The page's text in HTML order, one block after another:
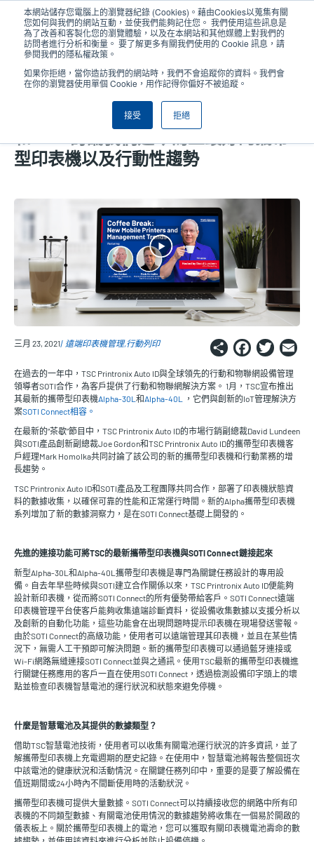
本網站儲存您電腦上的瀏覽器紀錄 (Cookies)。藉由Cookies以蒐集有關
您如何與我們的網站互動，並使我們能夠記住您。 我們使用這些訊息是
為了改善和客製化您的瀏覽體驗，以及在本網站和其他媒體上對我們的
訪問者進行分析和衡量。 要了解更多有關我們使用的 Cookie 訊息，請
參閱我們的隱私權政策。
如果你拒絕，當你造訪我們的網站時，我們不會追蹤你的資料。我們會
在你的瀏覽器使用單個 Cookie，用作記得你偏好不被追蹤。
接受 拒絕
User
menu
User
Header
茶歇回顧：TSC Printronix Auto ID
和SOTI討論我們迄今為止最好的攜帶
型印表機以及行動性趨勢
三月 23, 2021 遠端印表機管理 行動列印 Share
在過去的一年中，TSC Printronix Auto ID與全球領先的行動和物聯網設備管理
領導者SOTI合作，為客戶提供了行動和物聯網解決方案。 1月，TSC宣布推出
其最新的攜帶型印表機Alpha-30L 和Alpha-40L
，它們與創新的IoT管理解決方
案SOTI Connect相容。
在最新的“茶歇”節目中，TSC Printronix Auto ID的市場行銷副總裁David Lundeen
與SOTI產品創新副總裁Joe Gordon和TSC Printronix Auto ID的攜帶型印表機客
戶經理Mark Homolka共同討論了該公司的新的攜帶型印表機和行動業務的增
長趨勢。
TSC Printronix Auto ID和SOTI產品及工程團隊共同合作，部署了印表機狀態資
料的數據收集，以確保可靠的性能和正常運行時間。新的Alpha攜帶型印表機
系列增加了新的數據洞察力，是在SOTI Connect基礎上開發的。
先進的連接功能可將TSC的最新攜帶型印表機與SOTI Connect鏈接起來
新型Alpha-30L和Alpha-40L攜帶型印表機是專門為關鍵任務設計的專用設
備。自去年早些時候與SOTI建立合作關係以來，TSC Printronix Auto ID便能夠
設計新印表機，從而將SOTI Connect的所有優勢帶給客戶。SOTI Connect遠端
印表機管理平台使客戶能夠收集遠端診斷資料，從設備收集數據以支援分析以
及創新的自動化功能，這些功能會在出現問題時提示印表機在現場發送警報。
由於SOTI Connect的高級功能，使用者可以遠端管理其印表機，並且在某些情
況下，無需人工干預即可解決問題。新的攜帶型印表機可以通過藍牙連接或
Wi-Fi網路無縫連接SOTI Connect並與之通訊。使用TSC最新的攜帶型印表機進
行關鍵任務應用的客戶一直在使用SOTI Connect，透過檢測設備印字頭上的壞
點並檢查印表機智慧電池的運行狀況和狀態來避免停機。
什麼是智慧電池及其提供的數據類型？
借助TSC智慧電池技術，使用者可以收集有關電池運行狀況的許多資訊，並了
解攜帶型印表機上充電週期的歷史記錄。在使用中，智慧電池將報告整個班次
中該電池的健康狀況和活動情況。在關鍵任務列印中，重要的是要了解設備在
值班期間或24小時內不間斷使用時的活動狀況。
攜帶型印表機可提供大量數據。SOTI Connect可以持續接收您的網路中所有印
表機的不同類型數據、有關電池使用情況的數據趨勢將收集在一個易於開啟的
儀表板上。關於攜帶型印表機上的電池，您可以獲取有關印表機電池壽命的數